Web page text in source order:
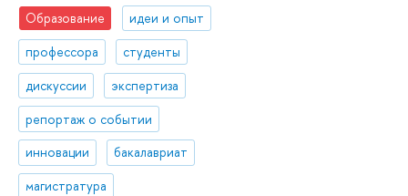
Образование
идеи и опыт
профессора
студенты
дискуссии
экспертиза
репортаж о событии
инновации
бакалавриат
магистратура